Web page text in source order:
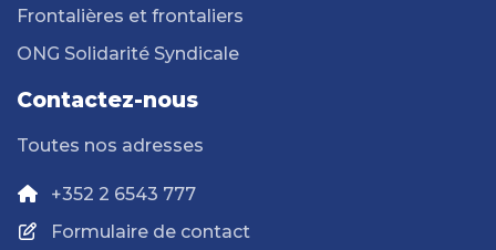
Frontalières et frontaliers
ONG Solidarité Syndicale
Contactez-nous
Toutes nos adresses
+352 2 6543 777
Formulaire de contact